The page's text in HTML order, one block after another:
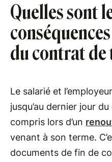
Quelles sont
du contrat de
Le salarié et
jusqu’au dernier jour
compris lors d’un
venant à son terme.
documents de fin de